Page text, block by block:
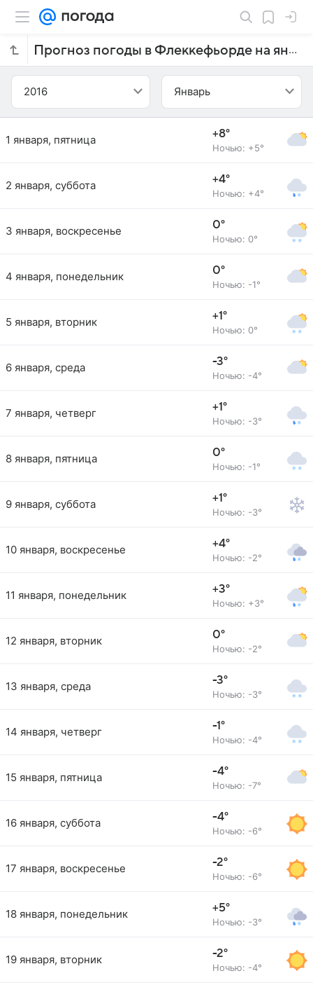
Прогноз погоды в Флеккефьорде на январь 2016 года
2016 Январь
1 января, пятница +8°
Ночью: +5°
2 января, суббота +4°
Ночью: +4°
3 января, воскресенье 0°
Ночью: 0°
4 января, понедельник 0°
Ночью: -1°
5 января, вторник +1°
Ночью: 0°
6 января, среда -3°
Ночью: -4°
7 января, четверг +1°
Ночью: -3°
8 января, пятница 0°
Ночью: -1°
9 января, суббота +1°
Ночью: -3°
10 января, воскресенье +4°
Ночью: -2°
11 января, понедельник +3°
Ночью: +3°
12 января, вторник 0°
Ночью: -2°
13 января, среда -3°
Ночью: -3°
14 января, четверг -1°
Ночью: -4°
15 января, пятница -4°
Ночью: -7°
16 января, суббота -4°
Ночью: -6°
17 января, воскресенье -2°
Ночью: -6°
18 января, понедельник +5°
Ночью: -3°
19 января, вторник -2°
Ночью: -4°